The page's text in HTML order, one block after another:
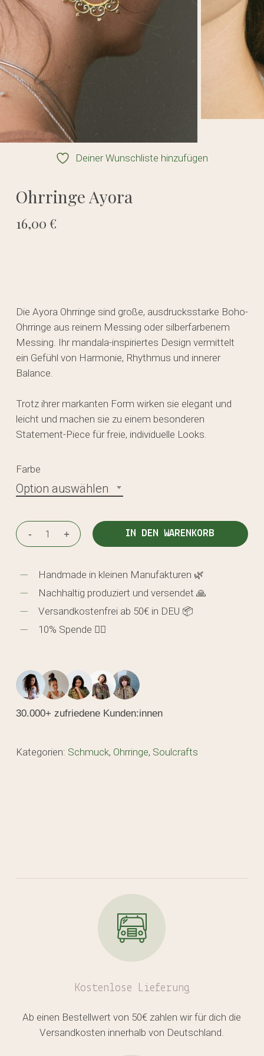
Deiner Wunschliste hinzufügen
Ohrringe Ayora
16,00 €
Die Ayora Ohrringe sind große, ausdrucksstarke Boho-
Ohrringe aus reinem Messing oder silberfarbenem
Messing. Ihr mandala-inspiriertes Design vermittelt
ein Gefühl von Harmonie, Rhythmus und innerer
Balance.
Trotz ihrer markanten Form wirken sie elegant und
leicht und machen sie zu einem besonderen
Statement-Piece für freie, individuelle Looks.
Farbe
Option auswählen
IN DEN WARENKORB
Handmade in kleinen Manufakturen 🌿
Nachhaltig produziert und versendet 🙏
Versandkostenfrei ab 50€ in DEU 📦
10% Spende 🖐🏼
30.000+ zufriedene Kunden:innen
Kategorien: Schmuck, Ohrringe, Soulcrafts
Kostenlose Lieferung
Ab einen Bestellwert von 50€ zahlen wir für dich die
Versandkosten innerhalb von Deutschland.